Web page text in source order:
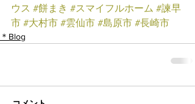
ウス #餅まき #スマイフルホーム #諫早
市 #大村市 #雲仙市 #島原市 #長崎市
＊Blog